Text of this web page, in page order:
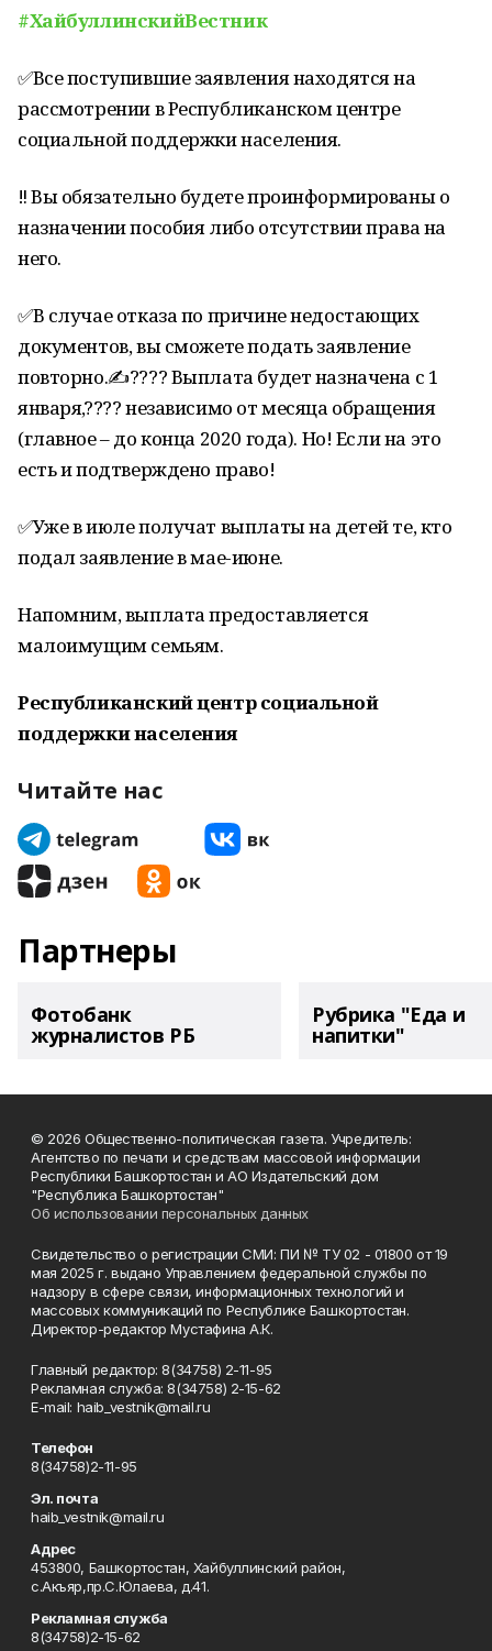
#ХайбуллинскийВестник
✅Все поступившие заявления находятся на
рассмотрении в Республиканском центре
социальной поддержки населения.
‼️ Вы обязательно будете проинформированы о
назначении пособия либо отсутствии права на
него.
✅В случае отказа по причине недостающих
документов, вы сможете подать заявление
повторно.✍???? Выплата будет назначена с 1
января,???? независимо от месяца обращения
(главное – до конца 2020 года). Но! Если на это
есть и подтверждено право!
✅Уже в июле получат выплаты на детей те, кто
подал заявление в мае-июне.
Напомним, выплата предоставляется
малоимущим семьям.
Республиканский центр социальной
поддержки населения
Читайте нас
Партнеры
Фотобанк
журналистов РБ
Рубрика "Еда и
напитки"
© 2026 Общественно-политическая газета. Учредитель:
Агентство по печати и средствам массовой информации
Республики Башкортостан и АО Издательский дом
"Республика Башкортостан"
Об использовании персональных данных
Свидетельство о регистрации СМИ: ПИ № ТУ 02 - 01800 от 19
мая 2025 г. выдано Управлением федеральной службы по
надзору в сфере связи, информационных технологий и
массовых коммуникаций по Республике Башкортостан.
Директор-редактор Мустафина А.К.
Главный редактор: 8(34758) 2-11-95
Рекламная служба: 8(34758) 2-15-62
Е-mаil: haib_vestnik@mail.ru
Телефон
8(34758)2-11-95
Эл. почта
haib_vestnik@mail.ru
Адрес
453800, Башкортостан, Хайбуллинский район,
с.Акъяр,пр.С.Юлаева, д.41.
Рекламная служба
8(34758)2-15-62